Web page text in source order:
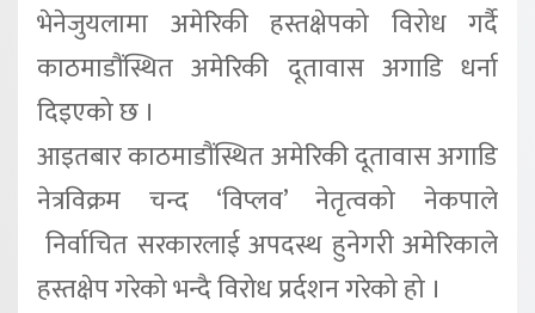
भेनेजुयलामा अमेरिकी हस्तक्षेपको विरोध गर्दै
काठमाडौंस्थित अमेरिकी दूतावास अगाडि धर्ना
दिइएको छ ।
आइतबार काठमाडौंस्थित अमेरिकी दूतावास अगाडि
नेत्रविक्रम चन्द ‘विप्लव’ नेतृत्वको नेकपाले
निर्वाचित सरकारलाई अपदस्थ हुनेगरी अमेरिकाले
हस्तक्षेप गरेको भन्दै विरोध प्रर्दशन गरेको हो ।